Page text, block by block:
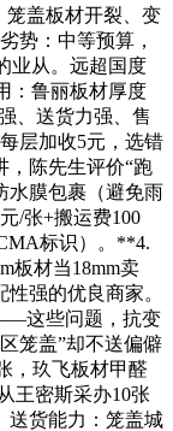
笼盖板材开裂、变
势：中等预算，
业从。远超国度
：鲁丽板材厚度
、送货力强、售
层加收5元，选错
陈先生评价“跑
水膜包裹（避免雨
/张+搬运费100
标识）。**4.
板材当18mm卖
性强的优良商家。
这些问题，抗变
笼盖”却不送偏僻
，玖飞板材甲醛
王密斯采办10张
送货能力：笼盖城